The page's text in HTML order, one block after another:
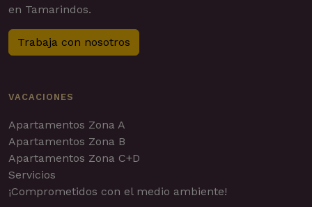
en Tamarindos.
Trabaja con nosotros
VACACIONES
Apartamentos Zona A
Apartamentos Zona B
Apartamentos Zona C+D
Servicios
¡Comprometidos con el medio ambiente!